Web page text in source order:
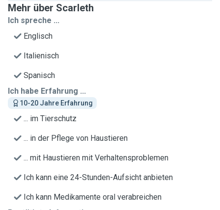
Mehr über Scarleth
Ich spreche ...
Englisch
Italienisch
Spanisch
Ich habe Erfahrung ...
10-20 Jahre Erfahrung
... im Tierschutz
... in der Pflege von Haustieren
... mit Haustieren mit Verhaltensproblemen
Ich kann eine 24-Stunden-Aufsicht anbieten
Ich kann Medikamente oral verabreichen